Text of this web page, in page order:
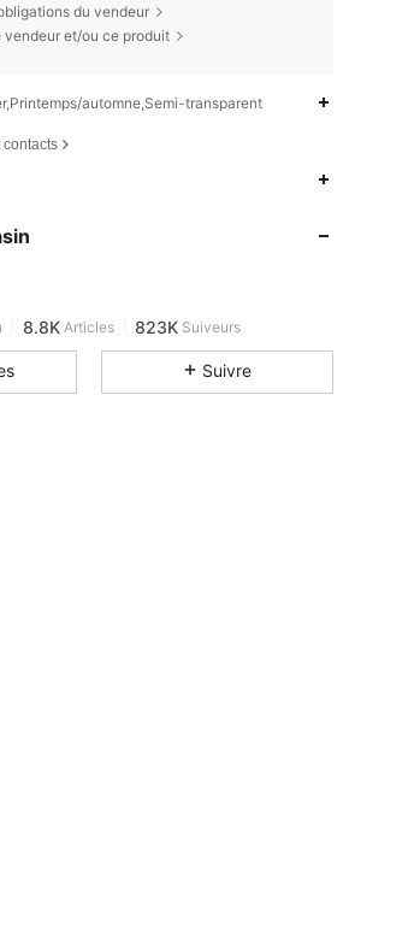
S
du vendeur
vendeur et/ou ce produit
automne,Semi-transparent
contacts
8.8K
8.8K Articles 823K Suiveurs
train de naviguer
8.8K
823K
8.8K
823K
Suivre